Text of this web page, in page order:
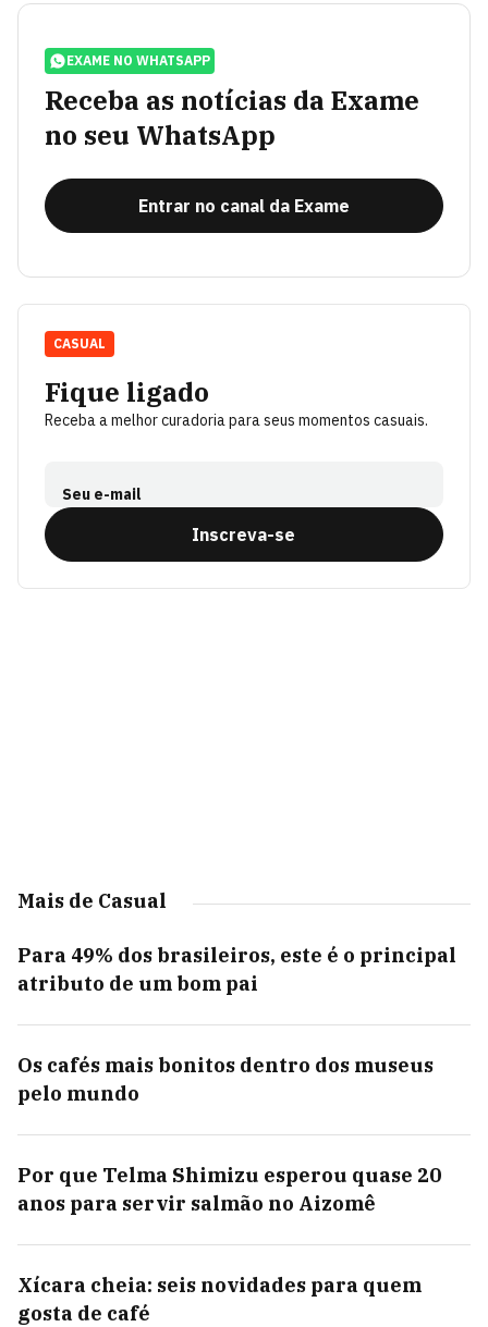
EXAME NO WHATSAPP
Receba as notícias da Exame
no seu WhatsApp
Entrar no canal da Exame
Fique ligado
Receba a melhor curadoria para seus momentos casuais.
Seu e-mail
Inscreva-se
CASUAL
Mais de Casual
Para 49% dos brasileiros, este é o principal
atributo de um bom pai
Os cafés mais bonitos dentro dos museus
pelo mundo
Por que Telma Shimizu esperou quase 20
anos para servir salmão no Aizomê
Xícara cheia: seis novidades para quem
gosta de café